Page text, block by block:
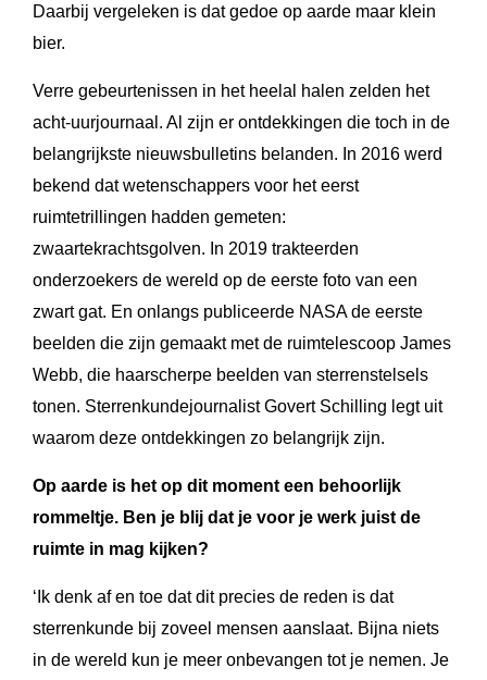
Daarbij vergeleken is dat gedoe op aarde maar klein
bier.
Verre gebeurtenissen in het heelal halen zelden het
acht-uurjournaal. Al zijn er ontdekkingen die toch in de
belangrijkste nieuwsbulletins belanden. In 2016 werd
bekend dat wetenschappers voor het eerst
ruimtetrillingen hadden gemeten:
zwaartekrachtsgolven. In 2019 trakteerden
onderzoekers de wereld op de eerste foto van een
zwart gat. En onlangs publiceerde NASA de eerste
beelden die zijn gemaakt met de ruimtelescoop James
Webb, die haarscherpe beelden van sterrenstelsels
tonen. Sterrenkundejournalist Govert Schilling legt uit
waarom deze ontdekkingen zo belangrijk zijn.
Op aarde is het op dit moment een behoorlijk
rommeltje. Ben je blij dat je voor je werk juist de
ruimte in mag kijken?
‘Ik denk af en toe dat dit precies de reden is dat
sterrenkunde bij zoveel mensen aanslaat. Bijna niets
in de wereld kun je meer onbevangen tot je nemen. Je